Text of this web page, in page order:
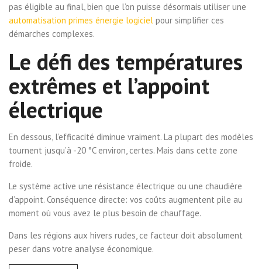
pas éligible au final, bien que l’on puisse désormais utiliser une
automatisation primes énergie logiciel pour simplifier ces
démarches complexes.
Le défi des températures
extrêmes et l’appoint
électrique
En dessous, l’efficacité diminue vraiment. La plupart des modèles
tournent jusqu’à -20 °C environ, certes. Mais dans cette zone
froide.
Le système active une résistance électrique ou une chaudière
d’appoint. Conséquence directe: vos coûts augmentent pile au
moment où vous avez le plus besoin de chauffage.
Dans les régions aux hivers rudes, ce facteur doit absolument
peser dans votre analyse économique.